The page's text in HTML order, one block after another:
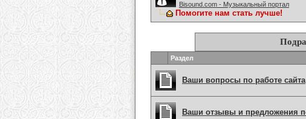
Bisound.com - Музыкальный портал
Помогите нам стать лучше!
Раздел
Ваши вопросы по работе сайта
Ваши отзывы и предложения